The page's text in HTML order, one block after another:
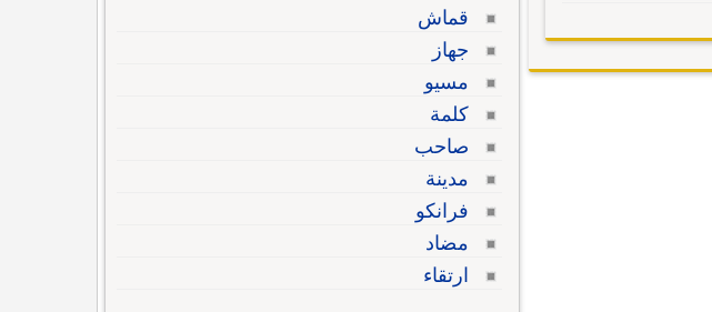
قماش
جهاز
مسيو
كلمة
صاحب
مدينة
فرانكو
مضاد
ارتقاء